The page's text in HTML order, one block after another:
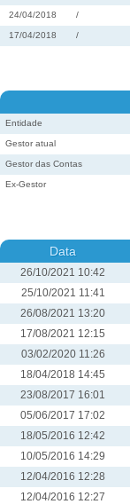
24/04/2018 /
17/04/2018 /
Entidade
Gestor atual
Gestor das Contas
Ex-Gestor
Data
26/10/2021 10:42
25/10/2021 11:41
26/08/2021 13:20
17/08/2021 12:15
03/02/2020 11:26
18/04/2018 14:45
23/08/2017 16:01
05/06/2017 17:02
18/05/2016 12:42
10/05/2016 14:29
12/04/2016 12:28
12/04/2016 12:27